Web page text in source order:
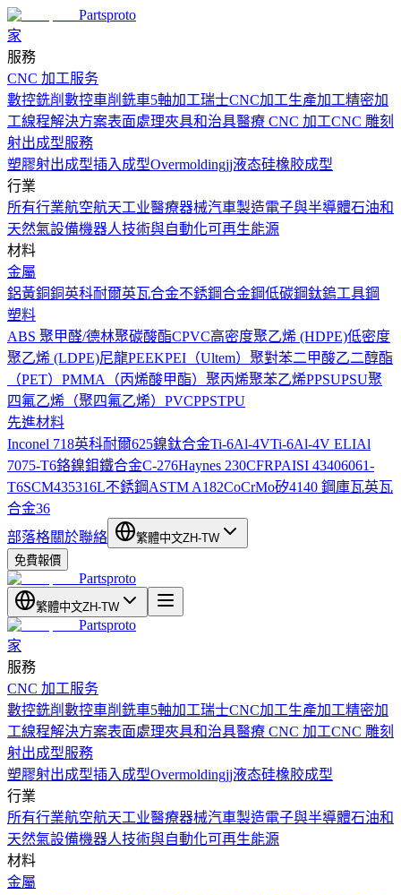
Partsproto
家
服務
CNC 加工服务
數控銑削 數控車削 銑車5軸加工瑞士CNC加工生產加工精密加
工線程解決方案表面處理夾具和治具醫療 CNC 加工CNC 雕刻
射出成型服務
塑膠射出成型插入成型Overmoldingjj液态硅橡胶成型
行業
所有行業航空航天工业醫療器械汽車製造電子與半導體石油和
天然氣設備機器人技術與自動化可再生能源
材料
金屬
鋁黃銅銅英科耐爾英瓦合金不銹鋼合金鋼低碳鋼鈦鎢工具鋼
塑料
ABS 聚甲醛/德林聚碳酸酯CPVC高密度聚乙烯 (HDPE)低密度
聚乙烯 (LDPE)尼龍PEEKPEI（Ultem） 聚對苯二甲酸乙二醇酯
（PET） PMMA（丙烯酸甲酯） 聚丙烯聚苯乙烯PPSUPSU聚
四氟乙烯（聚四氟乙烯） PVCPPSTPU
先進材料
Inconel 718英科耐爾625鎳鈦合金Ti-6Al-4VTi-6Al-4V ELIAl
7075-T6鉻鎳鉬鐵合金C-276Haynes 230CFRPAISI 43406061-
T6SCM435316L不銹鋼ASTM A182CoCrMo矽4140 鋼庫瓦英瓦
合金36
部落格關於聯絡 繁體中文ZH-TW
免費報價
Partsproto
繁體中文ZH-TW
Partsproto
家
服務
CNC 加工服务
數控銑削 數控車削 銑車5軸加工瑞士CNC加工生產加工精密加
工線程解決方案表面處理夾具和治具醫療 CNC 加工CNC 雕刻
射出成型服務
塑膠射出成型插入成型Overmoldingjj液态硅橡胶成型
行業
所有行業航空航天工业醫療器械汽車製造電子與半導體石油和
天然氣設備機器人技術與自動化可再生能源
材料
金屬